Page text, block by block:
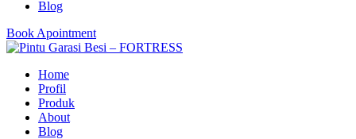
Blog
Book Apointment
Home
Profil
Produk
About
Blog